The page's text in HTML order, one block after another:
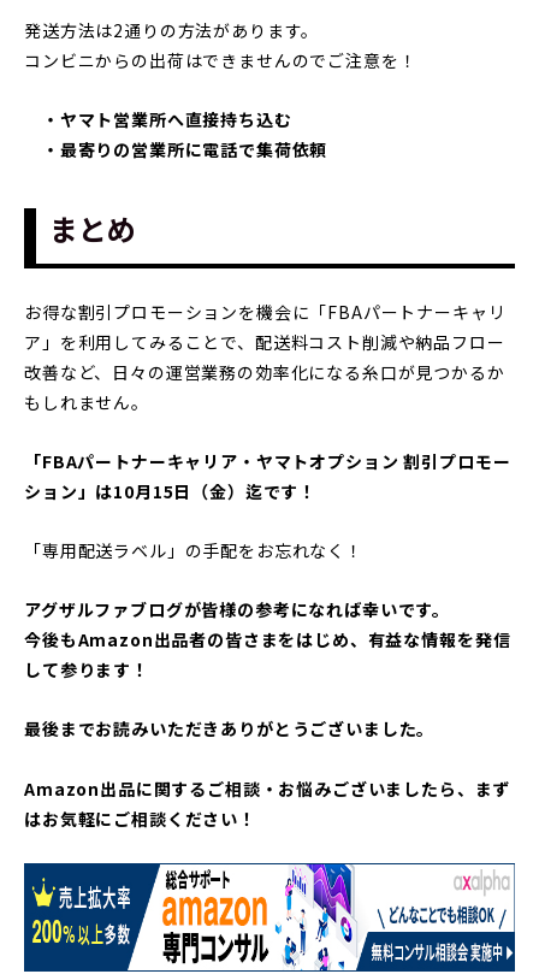
発送方法は2通りの方法があります。
コンビニからの出荷はできませんのでご注意を！
・ヤマト営業所へ直接持ち込む
・最寄りの営業所に電話で集荷依頼
まとめ
お得な割引プロモーションを機会に「FBAパートナーキャリ
ア」を利用してみることで、配送料コスト削減や納品フロー
改善など、日々の運営業務の効率化になる糸口が見つかるか
もしれません。
「FBAパートナーキャリア・ヤマトオプション 割引プロモー
ション」は10月15日（金）迄です！
「専用配送ラベル」の手配をお忘れなく！
アグザルファブログが皆様の参考になれば幸いです。
今後もAmazon出品者の皆さまをはじめ、有益な情報を発信
して参ります！
最後までお読みいただきありがとうございました。
Amazon出品に関するご相談・お悩みございましたら、まず
はお気軽にご相談ください！